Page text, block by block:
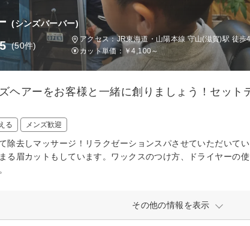
(シンズバーバー)
(50件)
アクセス：JR東海道・山陽本線 守山(滋賀)駅 徒
カット単価： ￥4,100～
ヘアーをお客様と一緒に創りましょう！セット
る メンズ歓迎
除去しマッサージ！リラクゼーションスパさせていただいて
る眉カットもしています。ワックスのつけ方、ドライヤーの
その他の情報を表示